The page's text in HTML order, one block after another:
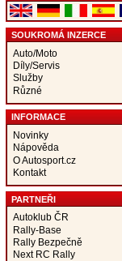
SOUKROMÁ INZERCE
Auto/Moto
Díly/Servis
Služby
Různé
INFORMACE
Novinky
Nápověda
O Autosport.cz
Kontakt
PARTNEŘI
Autoklub ČR
Rally-Base
Rally Bezpečně
Next RC Rally